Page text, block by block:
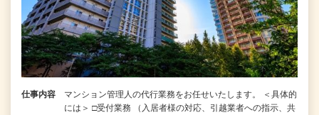
仕事内容
マンション管理人の代行業務をお任せいたします。 ＜具体的
には＞ □受付業務 （入居者様の対応、引越業者への指示、共